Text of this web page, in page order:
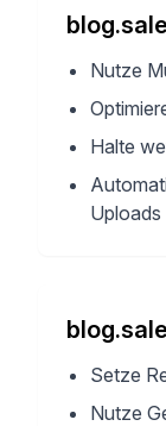
Nutze
Halte
Uploads
Setze
Nutze